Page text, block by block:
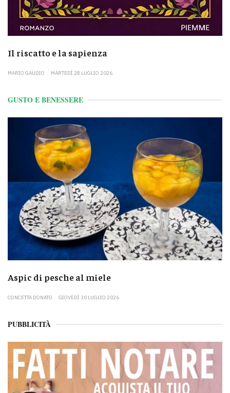
Il riscatto e la sapienza
MARIO GAUDIO MARTEDÌ 28 LUGLIO 2026
GUSTO E BENESSERE
Aspic di pesche al miele
CONCETTA DONATO GIOVEDÌ 30 LUGLIO 2026
PUBBLICITÀ